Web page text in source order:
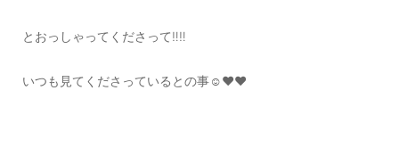
お買い物カゴ
とおっしゃってくださって‼️‼️
いつも見てくださっているとの事☺️❤️❤️